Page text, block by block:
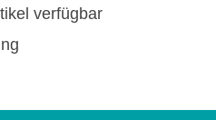
verfügbar